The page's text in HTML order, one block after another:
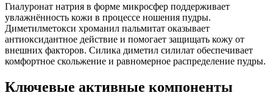
Гиалуронат натрия в форме микросфер поддерживает
увлажнённость кожи в процессе ношения пудры.
Диметилметокси хроманил пальмитат оказывает
антиоксидантное действие и помогает защищать кожу от
внешних факторов. Силика диметил силилат обеспечивает
комфортное скольжение и равномерное распределение пудры.
Ключевые активные компоненты